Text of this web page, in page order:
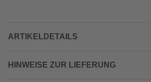
ARTIKELDETAILS
HINWEISE ZUR LIEFERUNG